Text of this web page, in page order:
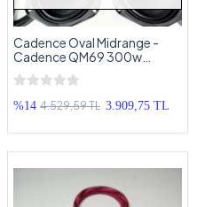
Cadence Oval Midrange -
Cadence QM69 300w
150RMS Kayık Midrange
%14 4.529,59 TL 3.909,75 TL